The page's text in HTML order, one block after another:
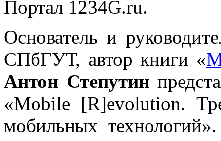
Портал 1234G.ru.
Основатель и
СПбГУТ, автор книги «
Антон Степутин
«Mobile [R]evolution.
мобильных